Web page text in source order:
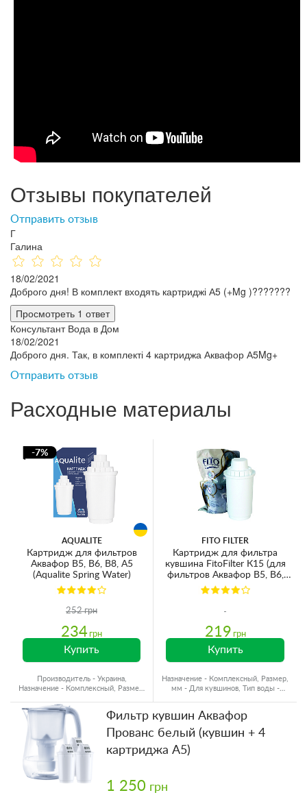
Отзывы покупателей
Отправить отзыв
Г
Галина
18/02/2021
Доброго дня! В комплект входять картриджі А5 (+Mg )???????
Просмотреть 1 ответ
Консультант Вода в Дом
18/02/2021
Доброго дня. Так, в комплекті 4 картриджа Аквафор А5Mg+
Отправить отзыв
Расходные материалы
-7%
AQUALITE
Картридж для фильтров
Аквафор В5, В6, В8, А5
(Aqualite Spring Water)
252 грн
234 грн
Купить
Производитель - Украина,
Назначение - Комплексный, Размер,
FITO FILTER
Картридж для фильтра
кувшина FitoFilter К15 (для
фильтров Аквафор В5, В6,
В8, А5) без картонной
упаковки
219 грн
Купить
Назначение - Комплексный, Размер,
мм - Для кувшинов, Тип воды -
Фильтр кувшин Аквафор
Прованс белый (кувшин + 4
картриджа А5)
1 250 грн